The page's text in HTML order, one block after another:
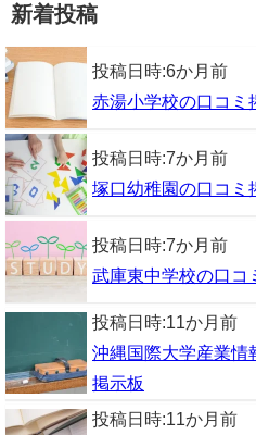
新着投稿
投稿日時:6か月前
赤湯小学校の口コミ
投稿日時:7か月前
塚口幼稚園の口コミ
投稿日時:7か月前
武庫東中学校の口コ
投稿日時:11か月前
沖縄国際大学産業情
掲示板
投稿日時:11か月前